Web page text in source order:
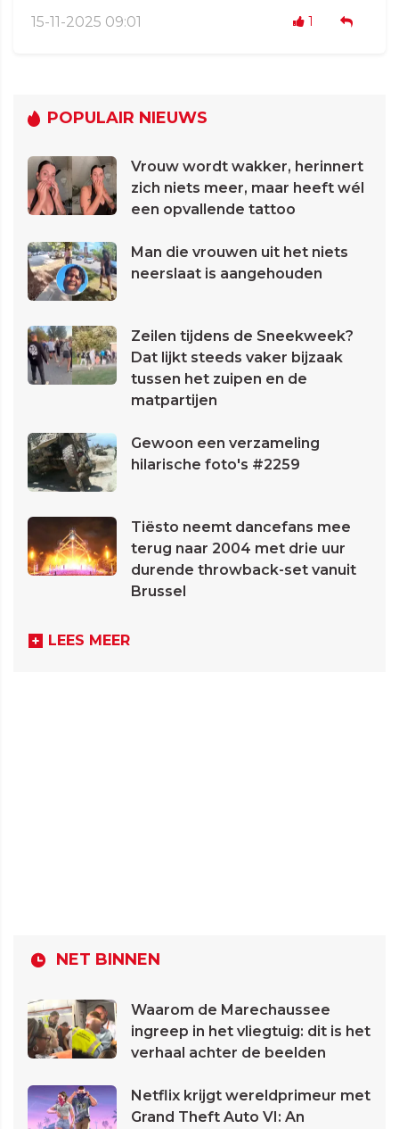
15-11-2025 09:01 1
POPULAIR NIEUWS
Vrouw wordt wakker, herinnert
zich niets meer, maar heeft wél
een opvallende tattoo
Man die vrouwen uit het niets
neerslaat is aangehouden
Zeilen tijdens de Sneekweek?
Dat lijkt steeds vaker bijzaak
tussen het zuipen en de
matpartijen
Gewoon een verzameling
hilarische foto's #2259
Tiësto neemt dancefans mee
terug naar 2004 met drie uur
durende throwback-set vanuit
Brussel
LEES MEER
NET BINNEN
Waarom de Marechaussee
ingreep in het vliegtuig: dit is het
verhaal achter de beelden
Netflix krijgt wereldprimeur met
Grand Theft Auto VI: An